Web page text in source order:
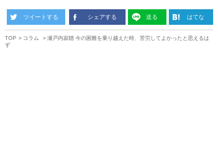
ツイートする シェアする 送る はてな
TOP コラム
瀬戸内寂聴 今の困難を乗り越えた時、苦労してよかったと思えるは
ず